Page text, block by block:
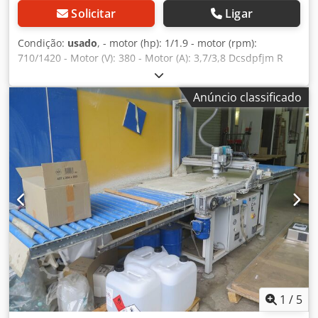
Solicitar Ligar
Condição: usado, - motor (hp): 1/1.9 - motor (rpm):
710/1420 - Motor (V): 380 - Motor (A): 3,7/3,8 Dcsdpfjm R
Anúncio classificado
1 / 5